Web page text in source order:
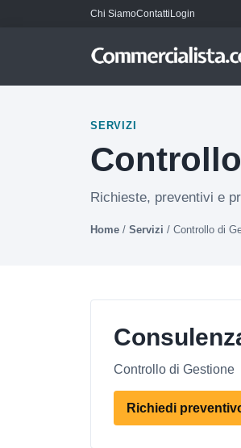
Chi SiamoContattiLogin
SERVIZI
Richieste, preventivi e
Home / Servizi / Controllo di
Controllo di Gestione
Richiedi